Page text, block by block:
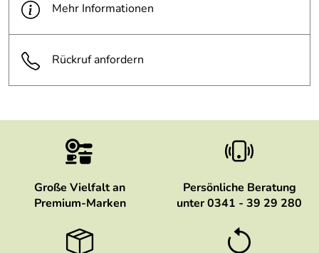
Mehr Informationen
Rückruf anfordern
Große Vielfalt an
Premium-Marken
Persönliche Beratung
unter 0341 - 39 29 280